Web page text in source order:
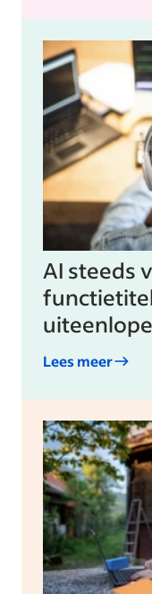
AI steeds
Lees meer